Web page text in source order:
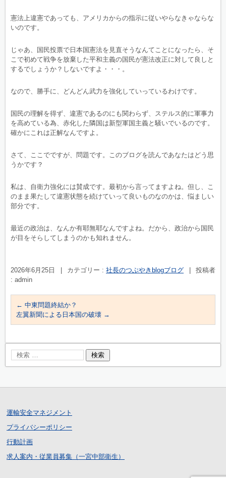
憲法上違憲であっても、アメリカからの指示に従いやらなきゃならな
いのです。
じゃあ、国民投票で日本国憲法を見直そうなんてことになったら、そ
こで初めて戦争を放棄した平和主義の国民が憲法改正に対して良しと
するでしょうか？しないですよ・・・。
なので、勝手に、どんどん武力を強化していっているわけです。
国民の理解を得ず、違憲であるのにも関わらず、ステルス的に軍事力
を高めている為、赤化した隣国は新型軍国主義と騒いでいるのです。
確かにこれは正解なんですよ。
さて、ここでですが、問題です。このブログを読んであなたはどう思
うかです？
私は、自衛力強化には賛成です。最初から言ってますよね。但し、こ
のまま果たして違憲状態を続けていって良いものなのかは、悩ましい
部分です。
最近の政治は、なんか有耶無耶なんですよね。だから、政治から国民
が目をそらしてしまうのかも知れません。
2026年6月25日 カテゴリー : 社長のつぶやきblogブログ
投稿者
: admin
← 中東問題終結か？
左翼新聞による日本国の破壊 →
運輸安全マネジメント
プライバシーポリシー
行動計画
求人案内・従業員募集（一宮中部衛生）